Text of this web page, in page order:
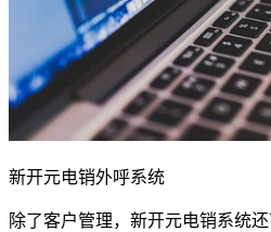
新开元电销外呼系统
除了客户管理，新开元电销系统